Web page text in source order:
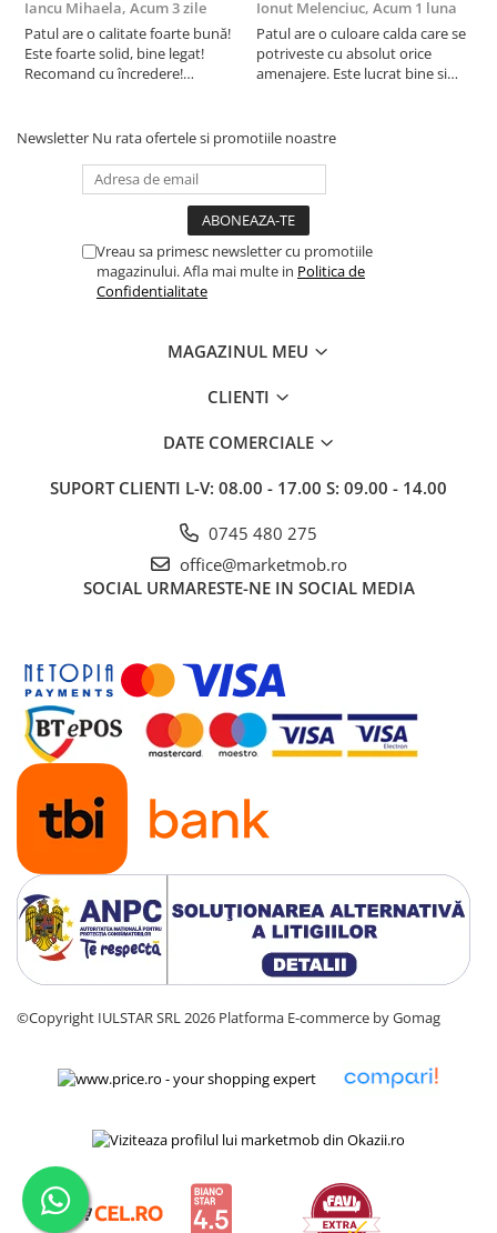
Iancu Mihaela, Acum 3 zile
Patul are o calitate foarte bună!
Este foarte solid, bine legat!
Recomand cu încredere!
Ionut Melenciuc, Acum 1 luna
Patul are o culoare calda care se
potriveste cu absolut orice
amenajere. Este lucrat bine si
drag !
Newsletter Nu rata ofertele si promotiile noastre
Vreau sa primesc newsletter cu promotiile
magazinului. Afla mai multe in Politica de
Confidentialitate
MAGAZINUL MEU
CLIENTI
DATE COMERCIALE
SUPORT CLIENTI L-V: 08.00 - 17.00 S: 09.00 - 14.00
0745 480 275
office@marketmob.ro
SOCIAL URMARESTE-NE IN SOCIAL MEDIA
©Copyright IULSTAR SRL 2026 Platforma E-commerce by Gomag